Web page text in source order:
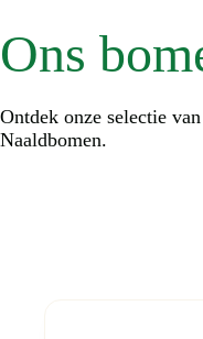
Ons
Ontdek onze selectie
Naaldbomen.